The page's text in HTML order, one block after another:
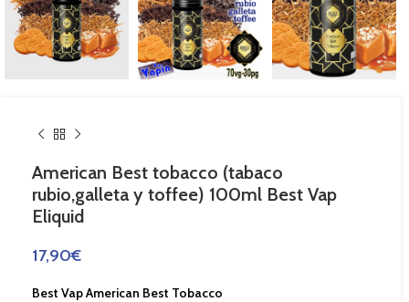
American Best tobacco (tabaco
rubio,galleta y toffee) 100ml Best Vap
Eliquid
17,90€
Best Vap American Best Tobacco